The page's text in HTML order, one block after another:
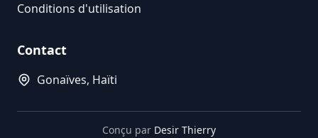
Conditions d'utilisation
Contact
Gonaïves, Haïti
Conçu par Desir Thierry